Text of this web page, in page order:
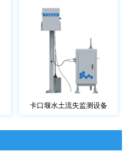
卡口堰水土流失监测设备